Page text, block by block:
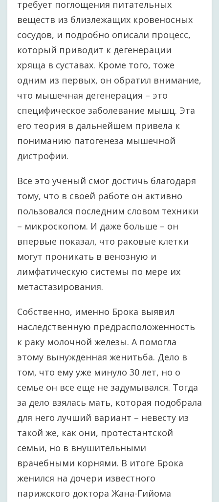
требует поглощения питательных
веществ из близлежащих кровеносных
сосудов, и подробно описали процесс,
который приводит к дегенерации
хряща в суставах. Кроме того, тоже
одним из первых, он обратил внимание,
что мышечная дегенерация – это
специфическое заболевание мышц. Эта
его теория в дальнейшем привела к
пониманию патогенеза мышечной
дистрофии.
Все это ученый смог достичь благодаря
тому, что в своей работе он активно
пользовался последним словом техники
– микроскопом. И даже больше – он
впервые показал, что раковые клетки
могут проникать в венозную и
лимфатическую системы по мере их
метастазирования.
Собственно, именно Брока выявил
наследственную предрасположенность
к раку молочной железы. А помогла
этому вынужденная женитьба. Дело в
том, что ему уже минуло 30 лет, но о
семье он все еще не задумывался. Тогда
за дело взялась мать, которая подобрала
для него лучший вариант – невесту из
такой же, как они, протестантской
семьи, но в внушительными
врачебными корнями. В итоге Брока
женился на дочери известного
парижского доктора Жана-Гийома